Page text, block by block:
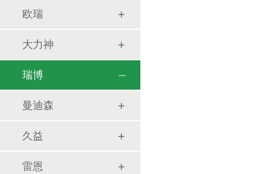
欧瑞
大力神
瑞博
曼迪森
久益
雷恩